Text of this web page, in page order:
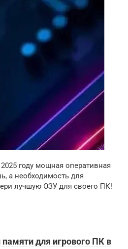
году мощная оперативная
а необходимость для
лучшую ОЗУ для своего ПК!
для игрового ПК в